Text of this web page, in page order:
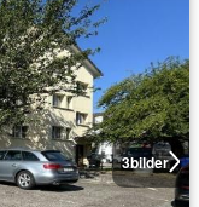
3bilder